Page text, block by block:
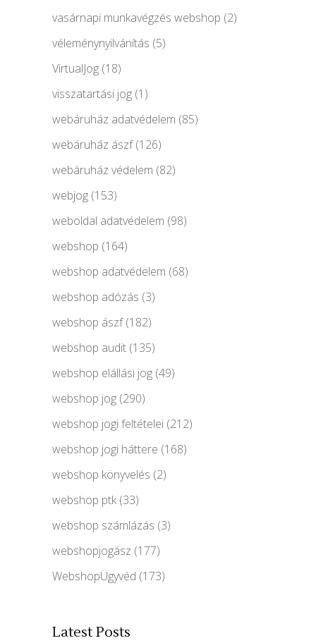
vasárnapi munkavégzés webshop (2)
véleménynyilvánítás (5)
VirtualJog (18)
visszatartási jog (1)
webáruház adatvédelem (85)
webáruház ászf(126)
webáruház védelem (82)
webjog (153)
weboldal adatvédelem (98)
webshop (164)
webshop adatvédelem (68)
webshop adózás (3)
webshop ászf(182)
webshop audit (135)
webshop elállási jog (49)
webshop jog (290)
webshop jogi feltételei (212)
webshop jogi háttere (168)
webshop könyvelés (2)
webshop ptk(33)
webshop számlázás (3)
webshopjogász (177)
WebshopÜgyvéd (173)
Latest Posts